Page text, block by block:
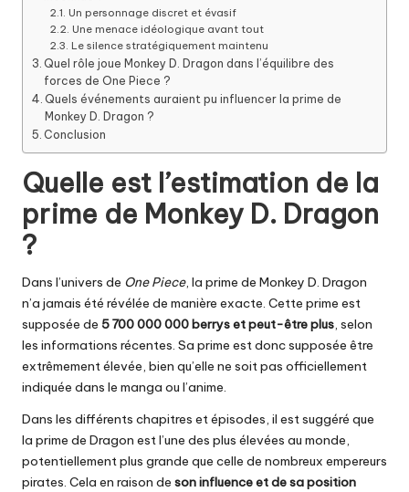
Un personnage discret et évasif
Une menace idéologique avant tout
Le silence stratégiquement maintenu
Quel rôle joue Monkey D. Dragon dans l’équilibre des
forces de One Piece ?
Quels événements auraient pu influencer la prime de
Monkey D. Dragon ?
Conclusion
Quelle est l’estimation de la
prime de Monkey D. Dragon
?
Dans l’univers de One Piece, la prime de Monkey D. Dragon
n’a jamais été révélée de manière exacte. Cette prime est
supposée de 5 700 000 000 berrys et peut-être plus, selon
les informations récentes. Sa prime est donc supposée être
extrêmement élevée, bien qu’elle ne soit pas officiellement
indiquée dans le manga ou l’anime.
Dans les différents chapitres et épisodes, il est suggéré que
la prime de Dragon est l’une des plus élevées au monde,
potentiellement plus grande que celle de nombreux empereurs
pirates. Cela en raison de son influence et de sa position